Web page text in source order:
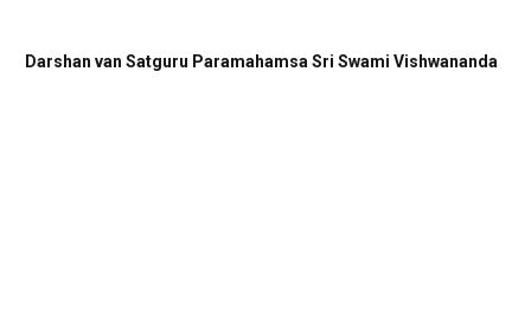
Darshan van Satguru Paramahamsa Sri Swami Vishwananda